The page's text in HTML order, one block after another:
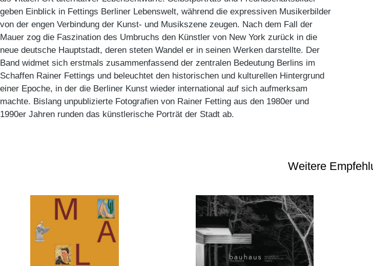
geben Einblick in Fettings Berliner Lebenswelt, während die expressiven Musikerbilder
von der engen Verbindung der Kunst- und Musikszene zeugen. Nach dem Fall der
Mauer zog die Faszination des Umbruchs den Künstler von New York zurück in die
neue deutsche Hauptstadt, deren steten Wandel er in seinen Werken darstellte. Der
Band widmet sich erstmals zusammenfassend der zentralen Bedeutung Berlins im
Schaffen Rainer Fettings und beleuchtet den historischen und kulturellen Hintergrund
einer Epoche, in der die Berliner Kunst wieder international auf sich aufmerksam
machte. Bislang unpublizierte Fotografien von Rainer Fetting aus den 1980er und
1990er Jahren runden das künstlerische Porträt der Stadt ab.
Weitere